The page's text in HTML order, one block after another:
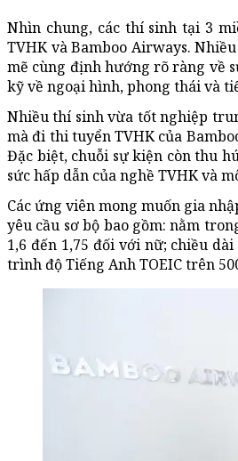
Nhìn chung, các thí sinh tại 3
TVHK và Bamboo Airways.
mẽ cùng định hướng rõ ràng về
kỹ về ngoại hình, phong thái và
Nhiều thí sinh vừa tốt nghiệp
mà đi thi tuyển TVHK của
Đặc biệt, chuỗi sự kiện còn thu
sức hấp dẫn của nghề TVHK và
Các ứng viên mong muốn gia
yêu cầu sơ bộ bao gồm: nằm
1,6 đến 1,75 đối với nữ; chiều
trình độ Tiếng Anh TOEIC trên